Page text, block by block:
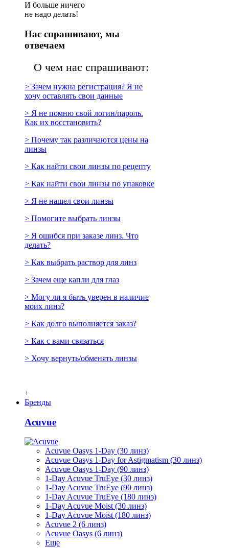
И больше ничего
не надо делать!
Нас спрашивают, мы
отвечаем
О чем нас спрашивают:
> Зачем нужна регистрация? Я не
хочу оставлять свои данные
> Я не помню свой логин/пароль.
Как их восстановить?
> Почему так различаются цены на
линзы
> Как найти свои линзы по рецепту
> Как найти свои линзы по упаковке
> Я не нашел свои линзы
> Помогите выбрать линзы
> Я ошибся при заказе линз. Что
делать?
> Как выбрать раствор для линз
> Зачем еще капли для глаз
> Могу ли я быть уверен в наличие
моих линз?
> Как долго выполняется заказ?
> Как с вами связаться
> Хочу вернуть/обменять линзы
+
Бренды
Acuvue
Acuvue Oasys 1-Day (30 линз)
Acuvue Oasys 1-Day for Astigmatism (30 линз)
Acuvue Oasys 1-Day (90 линз)
1-Day Acuvue TruEye (30 линз)
1-Day Acuvue TruEye (90 линз)
1-Day Acuvue TruEye (180 линз)
1-Day Acuvue Moist (30 линз)
1-Day Acuvue Moist (180 линз)
Acuvue 2 (6 линз)
Acuvue Oasys (6 линз)
Еще